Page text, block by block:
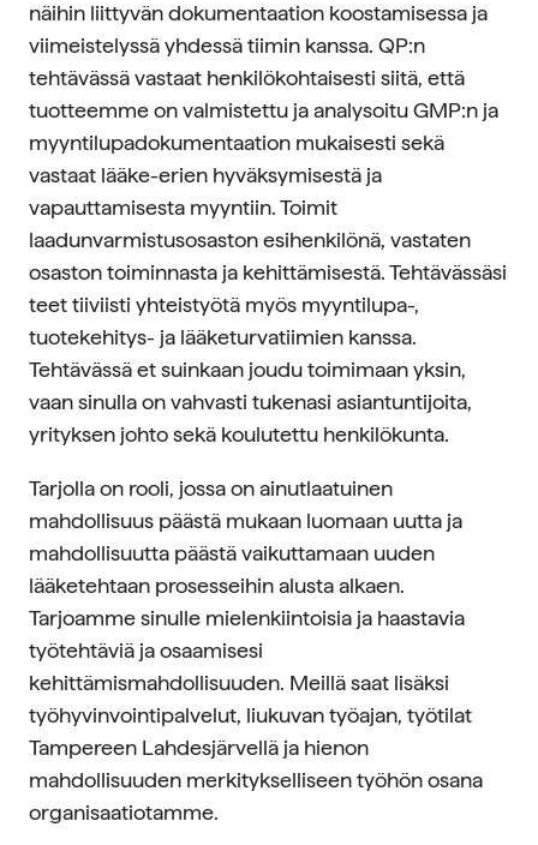
näihin liittyvän dokumentaation koostamisessa ja
viimeistelyssä yhdessä tiimin kanssa. QP:n
tehtävässä vastaat henkilökohtaisesti siitä, että
tuotteemme on valmistettu ja analysoitu GMP:n ja
myyntilupadokumentaation mukaisesti sekä
vastaat lääke-erien hyväksymisestä ja
vapauttamisesta myyntiin. Toimit
laadunvarmistusosaston esihenkilönä, vastaten
osaston toiminnasta ja kehittämisestä. Tehtävässäsi
teet tiiviisti yhteistyötä myös myyntilupa-,
tuotekehitys- ja lääketurvatiimien kanssa.
Tehtävässä et suinkaan joudu toimimaan yksin,
vaan sinulla on vahvasti tukenasi asiantuntijoita,
yrityksen johto sekä koulutettu henkilökunta.
Tarjolla on rooli, jossa on ainutlaatuinen
mahdollisuus päästä mukaan luomaan uutta ja
mahdollisuutta päästä vaikuttamaan uuden
lääketehtaan prosesseihin alusta alkaen.
Tarjoamme sinulle mielenkiintoisia ja haastavia
työtehtäviä ja osaamisesi
kehittämismahdollisuuden. Meillä saat lisäksi
työhyvinvointipalvelut, liukuvan työajan, työtilat
Tampereen Lahdesjärvellä ja hienon
mahdollisuuden merkitykselliseen työhön osana
organisaatiotamme.